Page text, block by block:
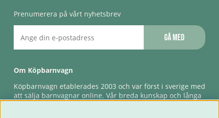
Prenumerera på vårt nyhetsbrev
Gå med
Om Köpbarnvagn
Köpbarnvagn etablerades 2003 och var först i sverige med
att sälja barnvagnar online. Vår breda kunskap och långa